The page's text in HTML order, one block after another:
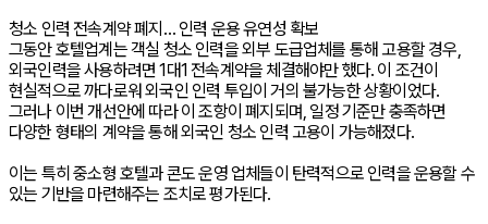
청소 인력 전속계약 폐지… 인력 운용 유연성 확보
그동안 호텔업계는 객실 청소 인력을 외부 도급업체를 통해 고용할 경우,
외국인력을 사용하려면 1대1 전속계약을 체결해야만 했다. 이 조건이
현실적으로 까다로워 외국인 인력 투입이 거의 불가능한 상황이었다.
그러나 이번 개선안에 따라 이 조항이 폐지되며, 일정 기준만 충족하면
다양한 형태의 계약을 통해 외국인 청소 인력 고용이 가능해졌다.
이는 특히 중소형 호텔과 콘도 운영 업체들이 탄력적으로 인력을 운용할 수
있는 기반을 마련해주는 조치로 평가된다.